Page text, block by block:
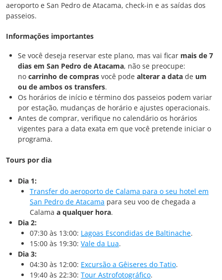
aeroporto e San Pedro de Atacama, check-in e as saídas dos
passeios.
Informações importantes
Se você deseja reservar este plano, mas vai ficar mais de 7
dias em San Pedro de Atacama, não se preocupe:
no carrinho de compras você pode alterar a data de um
ou de ambos os transfers.​
Os horários de início e término dos passeios podem variar
por estação, mudanças de horário e ajustes operacionais.
Antes de comprar, verifique no calendário os horários
vigentes para a data exata em que você pretende iniciar o
programa.
Tours por dia
Dia 1:
Transfer do aeroporto de Calama para o seu hotel em
San Pedro de Atacama para seu voo de chegada a
Calama a qualquer hora.
Dia 2:
07:30 às 13:00: Lagoas Escondidas de Baltinache.
15:00 às 19:30: Vale da Lua.
Dia 3:
04:30 às 12:00: Excursão a Gêiseres do Tatio.
19:40 às 22:30: Tour Astrofotográfico.